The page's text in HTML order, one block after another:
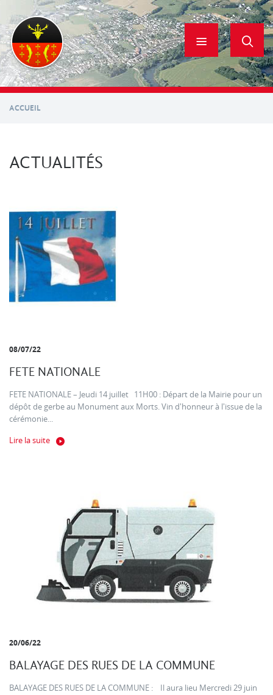
contenu
principal
ACCUEIL
ACTUALITÉS
08/07/22
FETE NATIONALE
FETE NATIONALE – Jeudi 14 juillet 11H00 : Départ de la Mairie pour un
dépôt de gerbe au Monument aux Morts. Vin d'honneur à l'issue de la
cérémonie...
Lire la suite
20/06/22
BALAYAGE DES RUES DE LA COMMUNE
BALAYAGE DES RUES DE LA COMMUNE : Il aura lieu Mercredi 29 juin